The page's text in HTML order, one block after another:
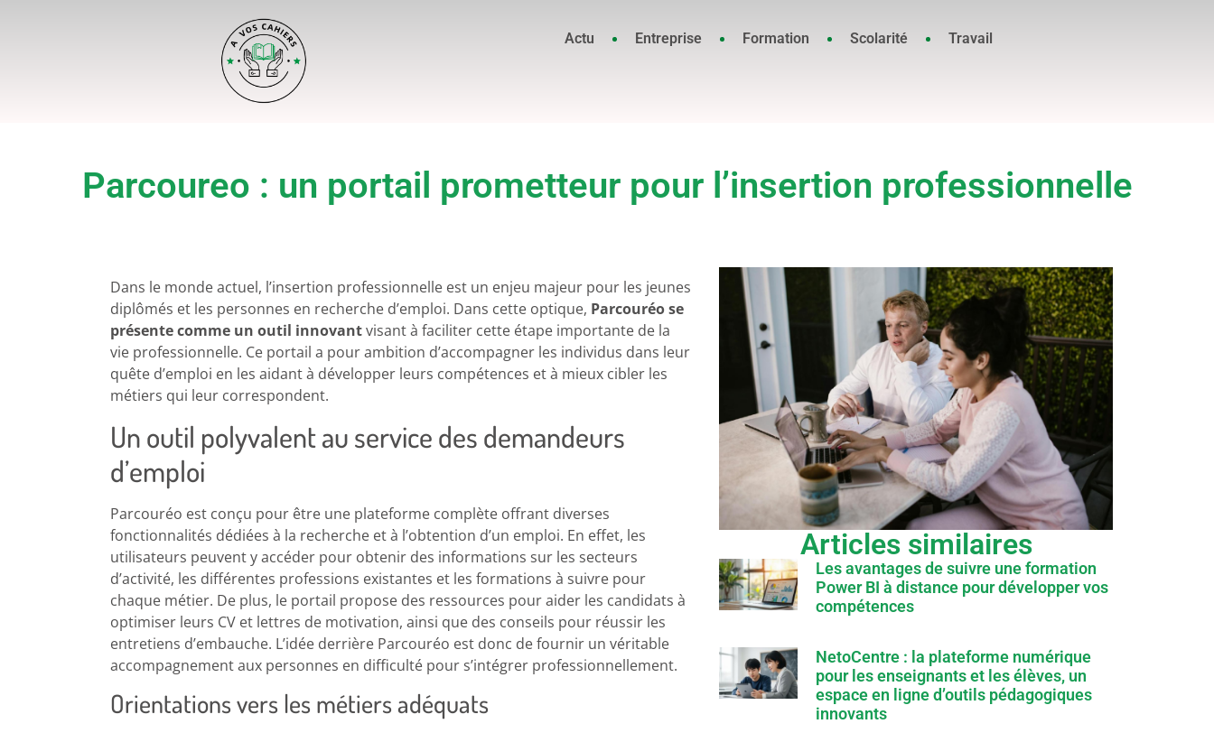
Actu Entreprise Formation Scolarité Travail
Parcoureo : un portail prometteur pour l’insertion professionnelle
Dans le monde actuel, l’insertion professionnelle est un enjeu majeur pour les jeunes
diplômés et les personnes en recherche d’emploi. Dans cette optique, Parcouréo se
présente comme un outil innovantvisant à faciliter cette étape importante de la
vie professionnelle. Ce portail a pour ambition d’accompagner les individus dans leur
quête d’emploi en les aidant à développer leurs compétences et à mieux cibler les
métiers qui leur correspondent.
Un outil polyvalent au service des demandeurs
d’emploi
Parcouréo est conçu pour être une plateforme complète offrant diverses
fonctionnalités dédiées à la recherche et à l’obtention d’un emploi. En effet, les
utilisateurs peuvent y accéder pour obtenir des informations sur les secteurs
d’activité, les différentes professions existantes et les formations à suivre pour
chaque métier. De plus, le portail propose des ressources pour aider les candidats à
optimiser leurs CV et lettres de motivation, ainsi que des conseils pour réussir les
entretiens d’embauche. L’idée derrière Parcouréo est donc de fournir un véritable
accompagnement aux personnes en difficulté pour s’intégrer professionnellement.
Orientations vers les métiers adéquats
Articles similaires
Les avantages de suivre une formation
Power BI à distance pour développer vos
compétences
NetoCentre : la plateforme numérique
pour les enseignants et les élèves, un
espace en ligne d’outils pédagogiques
innovants